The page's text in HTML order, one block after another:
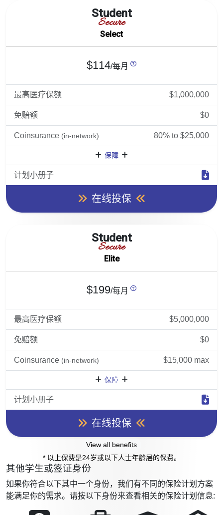
Student
Secure
Select
$114/每月
最高医疗保额 $1,000,000
免赔额 $0
Coinsurance (in-network) 80% to $25,000
保障
计划小册子
在线投保
Student
Secure
Elite
$199/每月
最高医疗保额 $5,000,000
免赔额 $0
Coinsurance (in-network) $15,000 max
保障
计划小册子
在线投保
View all benefits
* 以上保费是24岁或以下人士年龄层的保费。
其他学生或签证身份
如果你符合以下其中一个身份，我们有不同的保险计划方案
能满足你的需求。请按以下身份来查看相关的保险计划信息: